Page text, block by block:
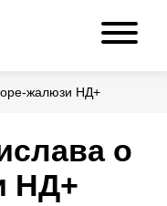
жалюзи НД+
о
НД+